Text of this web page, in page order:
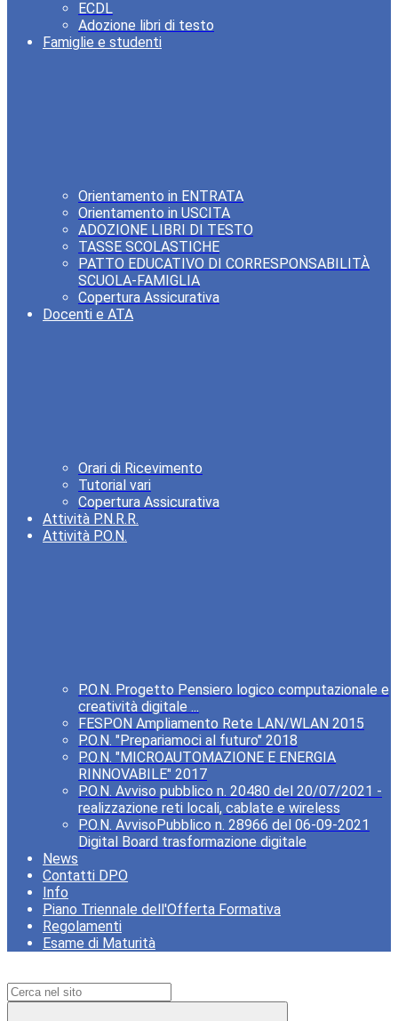
ECDL
Adozione libri di testo
Famiglie e studenti
Orientamento in ENTRATA
Orientamento in USCITA
ADOZIONE LIBRI DI TESTO
TASSE SCOLASTICHE
PATTO EDUCATIVO DI CORRESPONSABILITÀ
SCUOLA-FAMIGLIA
Copertura Assicurativa
Docenti e ATA
Orari di Ricevimento
Tutorial vari
Copertura Assicurativa
Attività P.N.R.R.
Attività P.O.N.
P.O.N. Progetto Pensiero logico computazionale e
creatività digitale ...
FESPON Ampliamento Rete LAN/WLAN 2015
P.O.N. "Prepariamoci al futuro" 2018
P.O.N. "MICROAUTOMAZIONE E ENERGIA
RINNOVABILE" 2017
P.O.N. Avviso pubblico n. 20480 del 20/07/2021 -
realizzazione reti locali, cablate e wireless
P.O.N. AvvisoPubblico n. 28966 del 06-09-2021
Digital Board trasformazione digitale
News
Contatti DPO
Info
Piano Triennale dell'Offerta Formativa
Regolamenti
Esame di Maturità